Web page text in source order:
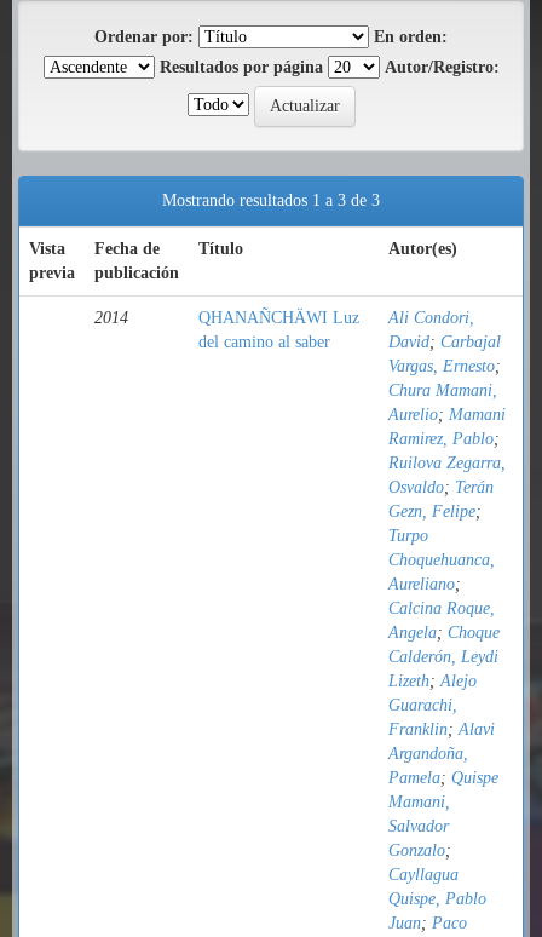
Ordenar por:
En orden:
Resultados por página
Autor/Registro:
Mostrando resultados 1 a 3 de 3
Vista
previa
Fecha de
publicación
Título Autor(es)
2014
QHANAÑCHÄWI Luz
del camino al saber
Ali Condori,
David; Carbajal
Vargas, Ernesto;
Chura Mamani,
Aurelio; Mamani
Ramirez, Pablo;
Ruilova Zegarra,
Osvaldo; Terán
Gezn, Felipe;
Turpo
Choquehuanca,
Aureliano;
Calcina Roque,
Angela; Choque
Calderón, Leydi
Lizeth;Alejo
Guarachi,
Franklin;Alavi
Argandoña,
Pamela; Quispe
Mamani,
Salvador
Gonzalo;
Cayllagua
Quispe, Pablo
Juan; Paco